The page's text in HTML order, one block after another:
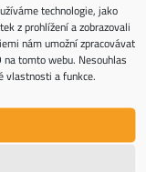
technologie, jako
z prohlížení a zobrazovali
nám umožní zpracovávat
na tomto webu. Nesouhlas
vlastnosti a funkce.